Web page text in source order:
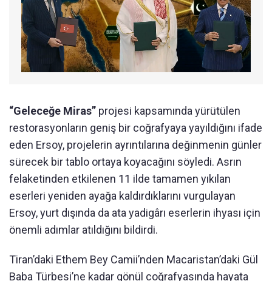
“Geleceğe Miras” projesi kapsamında yürütülen
restorasyonların geniş bir coğrafyaya yayıldığını ifade
eden Ersoy, projelerin ayrıntılarına değinmenin günler
sürecek bir tablo ortaya koyacağını söyledi. Asrın
felaketinden etkilenen 11 ilde tamamen yıkılan
eserleri yeniden ayağa kaldırdıklarını vurgulayan
Ersoy, yurt dışında da ata yadigârı eserlerin ihyası için
önemli adımlar atıldığını bildirdi.
Tiran’daki Ethem Bey Camii’nden Macaristan’daki Gül
Baba Türbesi’ne kadar gönül coğrafyasında hayata